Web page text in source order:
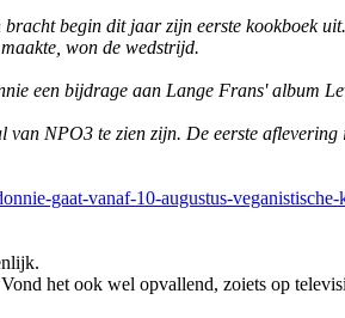
begin dit jaar zijn eerste kookboek
won de wedstrijd.
een bijdrage aan Lange Frans' album
van NPO3 te zien zijn. De eerste
gaat-vanaf-10-augustus-
het ook wel opvallend, zoiets op